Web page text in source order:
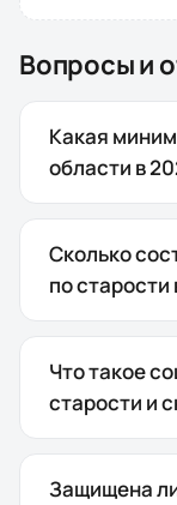
Вопросы и
Какая
области в
Сколько
по старости
Что такое
старости и
Защищена